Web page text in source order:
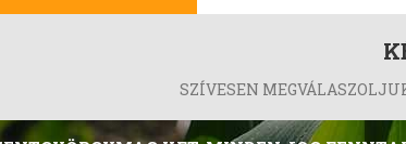
SZÍVESEN